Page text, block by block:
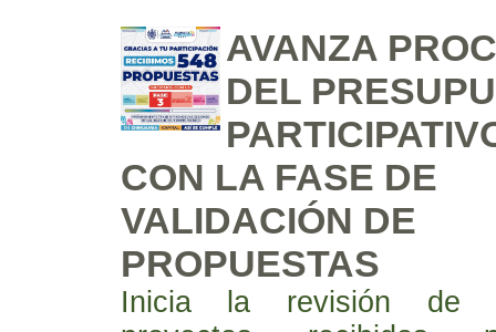
AVANZA
DEL
CON LA FASE DE
VALIDACIÓN DE
PROPUESTAS
Inicia la revisión de